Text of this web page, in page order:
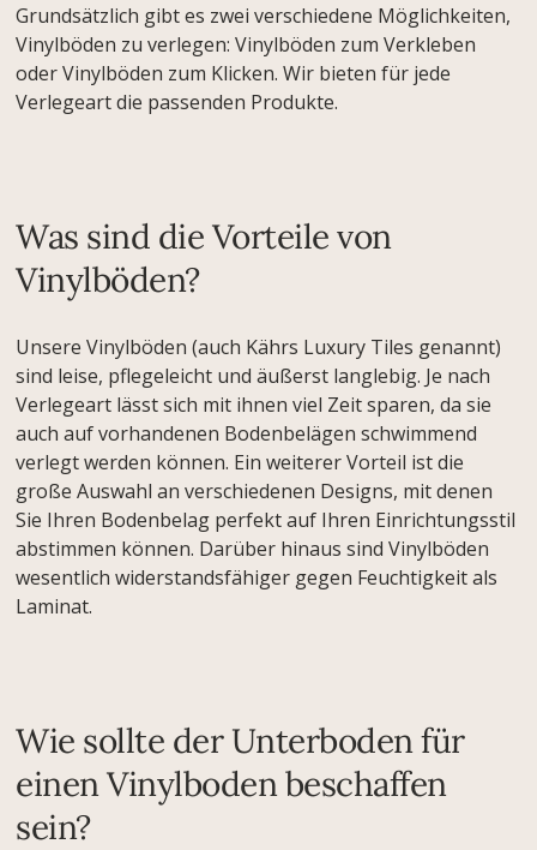
Grundsätzlich gibt es zwei verschiedene Möglichkeiten,
Vinylböden zu verlegen: Vinylböden zum Verkleben
oder Vinylböden zum Klicken. Wir bieten für jede
Verlegeart die passenden Produkte.
Was sind die Vorteile von
Vinylböden?
Unsere Vinylböden (auch Kährs Luxury Tiles genannt)
sind leise, pflegeleicht und äußerst langlebig. Je nach
Verlegeart lässt sich mit ihnen viel Zeit sparen, da sie
auch auf vorhandenen Bodenbelägen schwimmend
verlegt werden können. Ein weiterer Vorteil ist die
große Auswahl an verschiedenen Designs, mit denen
Sie Ihren Bodenbelag perfekt auf Ihren Einrichtungsstil
abstimmen können. Darüber hinaus sind Vinylböden
wesentlich widerstandsfähiger gegen Feuchtigkeit als
Laminat.
Wie sollte der Unterboden für
einen Vinylboden beschaffen
sein?